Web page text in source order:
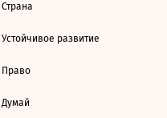
Страна
Устойчивое развитие
Право
Думай